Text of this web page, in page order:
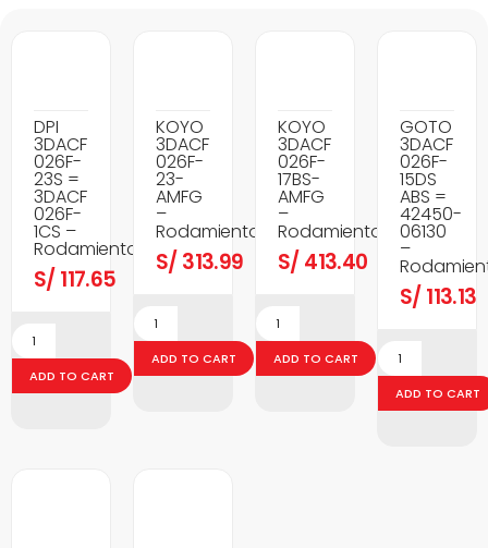
DPI
3DACF
026F-
23S =
3DACF
026F-
1CS –
Rodamientos
S/ 117.65
ADD TO CART
KOYO
3DACF
026F-
23-
AMFG
–
Rodamientos
S/ 313.99
ADD TO CART
KOYO
3DACF
026F-
17BS-
AMFG
–
Rodamientos
S/ 413.40
ADD TO CART
GOTO
3DACF
026F-
15DS
ABS =
42450-
06130
–
S/ 113.13
ADD TO CART